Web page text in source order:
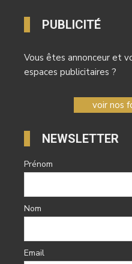
PUBLICITÉ
Vous êtes annonceur et
espaces publicitaires ?
voir nos
NEWSLETTER
Prénom
Nom
Email